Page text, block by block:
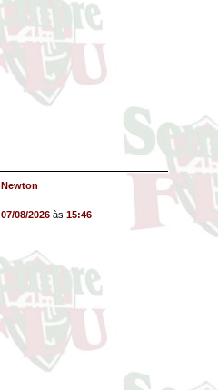
Newton
07/08/2026 às 15:46